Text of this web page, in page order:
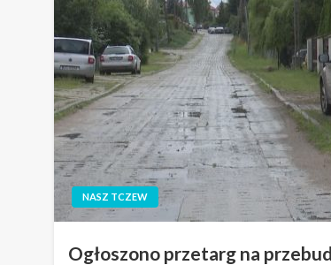
NASZ TCZEW
Ogłoszono przetarg na